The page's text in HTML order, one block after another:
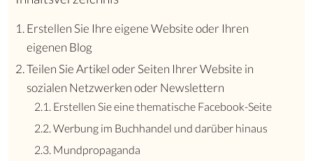
Erstellen Sie Ihre eigene Website oder Ihren
eigenen Blog
Teilen Sie Artikel oder Seiten Ihrer Website in
sozialen Netzwerken oder Newslettern
Erstellen Sie eine thematische Facebook-Seite
Werbung im Buchhandel und darüber hinaus
Mundpropaganda